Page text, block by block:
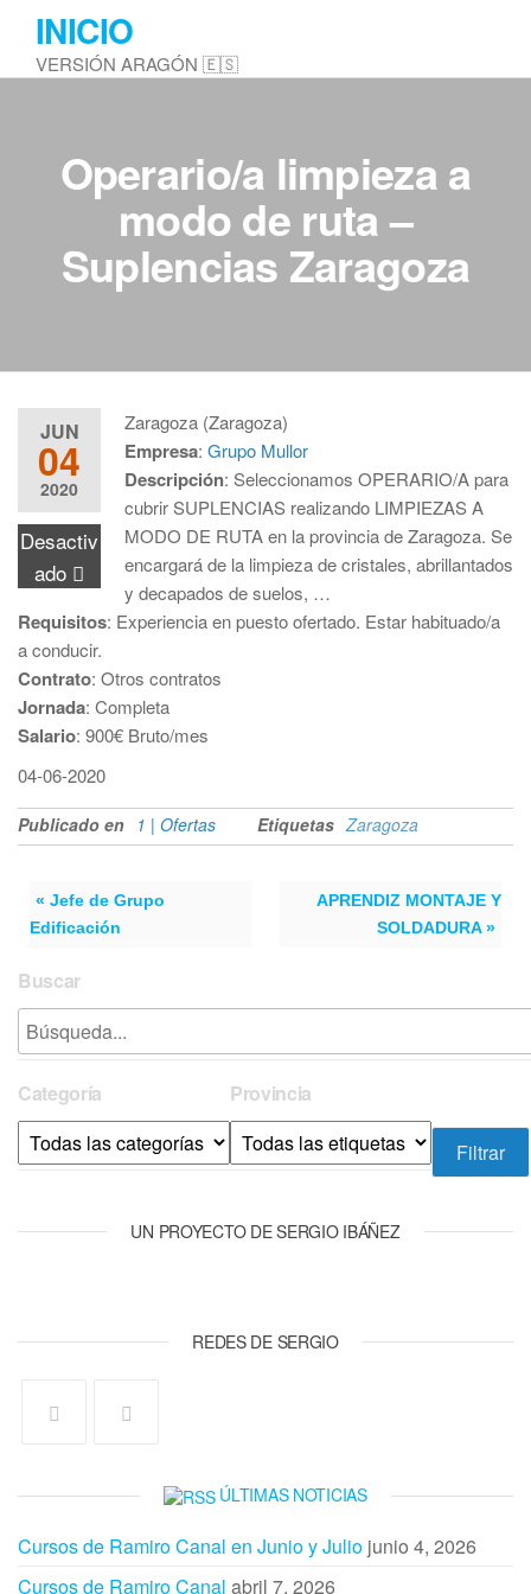
Saltar
contenido
INICIO
VERSIÓN ARAGÓN 🇪🇸
Operario/a limpieza a
modo de ruta –
Suplencias Zaragoza
JUN
04
2020
Desactiv
ado
Zaragoza (Zaragoza)
Empresa: Grupo Mullor
Descripción: Seleccionamos OPERARIO/A para
cubrir SUPLENCIAS realizando LIMPIEZAS A
MODO DE RUTA en la provincia de Zaragoza. Se
encargará de la limpieza de cristales, abrillantados
y decapados de suelos, …
Requisitos: Experiencia en puesto ofertado. Estar habituado/a
a conducir.
Contrato: Otros contratos
Jornada: Completa
Salario: 900€ Bruto/mes
04-06-2020
Publicado en 1 | Ofertas Etiquetas Zaragoza
« Jefe de Grupo
Edificación
APRENDIZ MONTAJE Y
SOLDADURA »
Buscar
Categoría Provincia
UN PROYECTO DE SERGIO IBÁÑEZ
REDES DE SERGIO
ÚLTIMAS NOTICIAS
Cursos de Ramiro Canal en Junio y Julio junio 4, 2026
Cursos de Ramiro Canal abril 7, 2026